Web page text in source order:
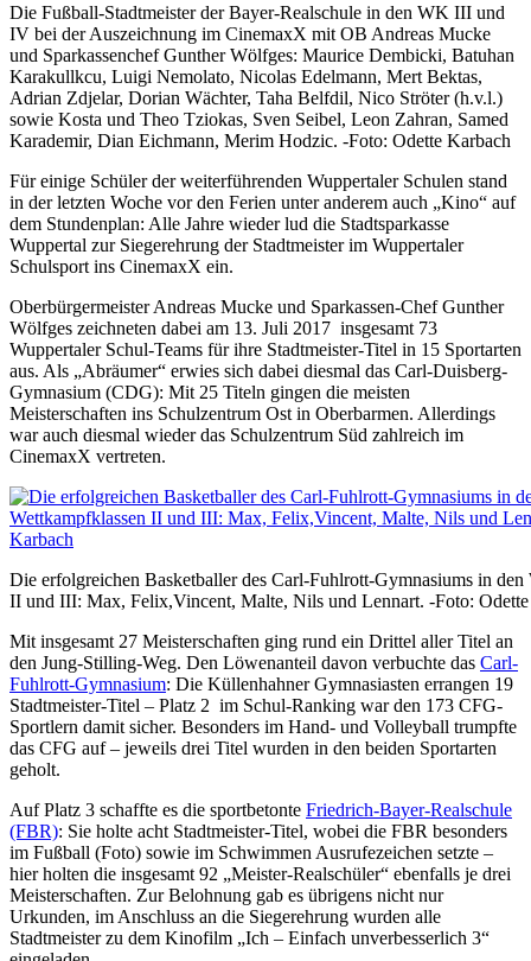
Die Fußball-Stadtmeister der Bayer-Realschule in den WK III und
IV bei der Auszeichnung im CinemaxX mit OB Andreas Mucke
und Sparkassenchef Gunther Wölfges: Maurice Dembicki, Batuhan
Karakullkcu, Luigi Nemolato, Nicolas Edelmann, Mert Bektas,
Adrian Zdjelar, Dorian Wächter, Taha Belfdil, Nico Ströter (h.v.l.)
sowie Kosta und Theo Tziokas, Sven Seibel, Leon Zahran, Samed
Karademir, Dian Eichmann, Merim Hodzic. -Foto: Odette Karbach
Für einige Schüler der weiterführenden Wuppertaler Schulen stand
in der letzten Woche vor den Ferien unter anderem auch „Kino“ auf
dem Stundenplan: Alle Jahre wieder lud die Stadtsparkasse
Wuppertal zur Siegerehrung der Stadtmeister im Wuppertaler
Schulsport ins CinemaxX ein.
Oberbürgermeister Andreas Mucke und Sparkassen-Chef Gunther
Wölfges zeichneten dabei am 13. Juli 2017 insgesamt 73
Wuppertaler Schul-Teams für ihre Stadtmeister-Titel in 15 Sportarten
aus. Als „Abräumer“ erwies sich dabei diesmal das Carl-Duisberg-
Gymnasium (CDG): Mit 25 Titeln gingen die meisten
Meisterschaften ins Schulzentrum Ost in Oberbarmen. Allerdings
war auch diesmal wieder das Schulzentrum Süd zahlreich im
CinemaxX vertreten.
Die erfolgreichen Basketballer des Carl-Fuhlrott-Gymnasiums in den
II und III: Max, Felix,Vincent, Malte, Nils und Lennart. -Foto:
Mit insgesamt 27 Meisterschaften ging rund ein Drittel aller Titel an
den Jung-Stilling-Weg. Den Löwenanteil davon verbuchte das Carl-
Fuhlrott-Gymnasium: Die Küllenhahner Gymnasiasten errangen 19
Stadtmeister-Titel – Platz 2 im Schul-Ranking war den 173 CFG-
Sportlern damit sicher. Besonders im Hand- und Volleyball trumpfte
das CFG auf – jeweils drei Titel wurden in den beiden Sportarten
geholt.
Auf Platz 3 schaffte es die sportbetonte Friedrich-Bayer-Realschule
(FBR): Sie holte acht Stadtmeister-Titel, wobei die FBR besonders
im Fußball (Foto) sowie im Schwimmen Ausrufezeichen setzte –
hier holten die insgesamt 92 „Meister-Realschüler“ ebenfalls je drei
Meisterschaften. Zur Belohnung gab es übrigens nicht nur
Urkunden, im Anschluss an die Siegerehrung wurden alle
Stadtmeister zu dem Kinofilm „Ich – Einfach unverbesserlich 3“